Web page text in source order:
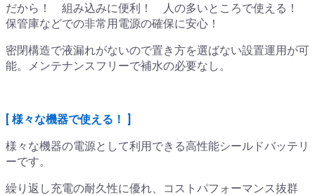
だから！ 組み込みに便利！ 人の多いところで使える！
保管庫などでの非常用電源の確保に安心！
密閉構造で液漏れがないので置き方を選ばない設置運用が可
能。メンテナンスフリーで補水の必要なし。
[ 様々な機器で使える！ ]
様々な機器の電源として利用できる高性能シールドバッテリ
ーです。
繰り返し充電の耐久性に優れ、コストパフォーマンス抜群